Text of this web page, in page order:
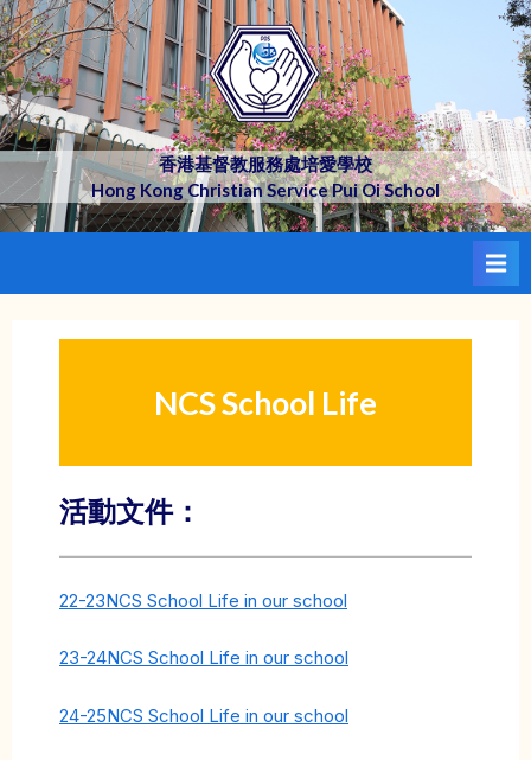
Skip
to
content
香港基督教服務處培愛學校
Hong Kong Christian Service Pui Oi School
NCS School Life
活動文件：
22-23NCS School Life in our school
23-24NCS School Life in our school
24-25NCS School Life in our school